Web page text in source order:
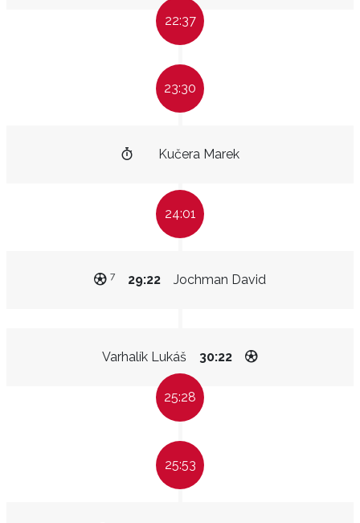
22:37
23:30
Kučera Marek
24:01
Jochman David
29:22
7
Varhalík Lukáš 30:22
25:28
25:53